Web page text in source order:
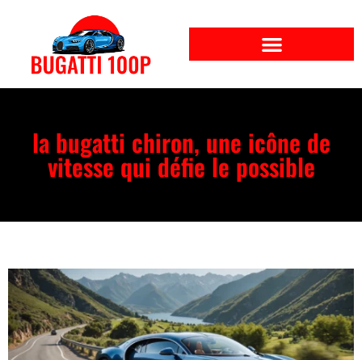
la bugatti chiron, une icône de
vitesse qui défie le possible